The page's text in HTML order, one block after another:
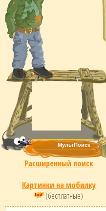
Расширенный поиск
Картинки на мобилку
(бесплатные)